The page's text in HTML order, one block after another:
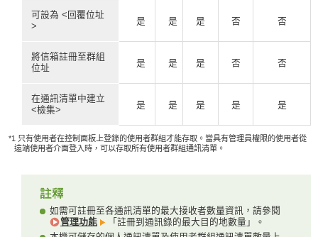
可設為 <回覆位址
>
是 是 是 否 否
將信箱註冊至群組
位址
是 是 是 否 否
在通訊清單中建立
<檢集>
是 是 是 是 是
*1 只有使用者在控制面板上登錄的使用者群組才能存取。當具有管理員權限的使用者從
遠端使用者介面登入時，可以存取所有使用者群組通訊清單。
如需可註冊至各通訊清單的最大接收者數量資訊，請參閱
管理功能
「註冊到通訊錄的最大目的地數量」。